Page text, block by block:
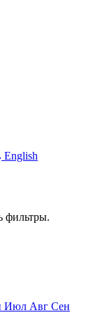
English
фильтры.
Июл Авг Сен